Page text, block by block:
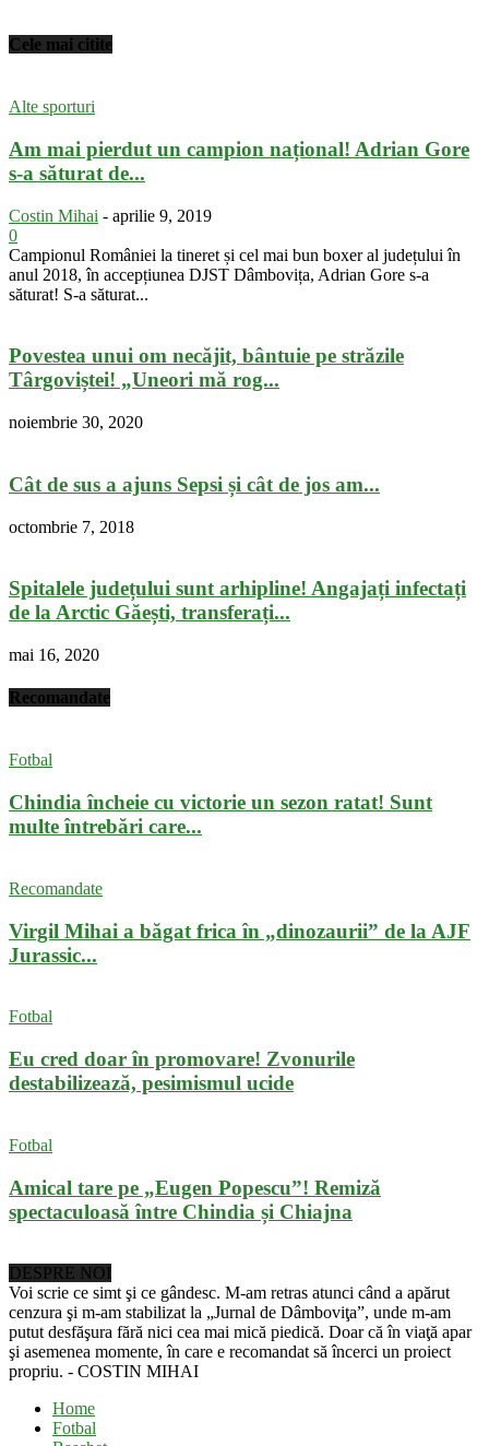
Cele mai citite
Alte sporturi
Am mai pierdut un campion național! Adrian Gore
s-a săturat de...
Costin Mihai - aprilie 9, 2019
0
Campionul României la tineret și cel mai bun boxer al județului în
anul 2018, în accepțiunea DJST Dâmbovița, Adrian Gore s-a
săturat! S-a săturat...
Povestea unui om necăjit, bântuie pe străzile
Târgoviștei! „Uneori mă rog...
noiembrie 30, 2020
Cât de sus a ajuns Sepsi și cât de jos am...
octombrie 7, 2018
Spitalele județului sunt arhipline! Angajați infectați
de la Arctic Găești, transferați...
mai 16, 2020
Recomandate
Fotbal
Chindia încheie cu victorie un sezon ratat! Sunt
multe întrebări care...
Recomandate
Virgil Mihai a băgat frica în „dinozaurii” de la AJF
Jurassic...
Fotbal
Eu cred doar în promovare! Zvonurile
destabilizează, pesimismul ucide
Fotbal
Amical tare pe „Eugen Popescu”! Remiză
spectaculoasă între Chindia și Chiajna
DESPRE NOI
Voi scrie ce simt şi ce gândesc. M-am retras atunci când a apărut
cenzura şi m-am stabilizat la „Jurnal de Dâmboviţa”, unde m-am
putut desfăşura fără nici cea mai mică piedică. Doar că în viaţă apar
şi asemenea momente, în care e recomandat să încerci un proiect
propriu. - COSTIN MIHAI
Home
Fotbal